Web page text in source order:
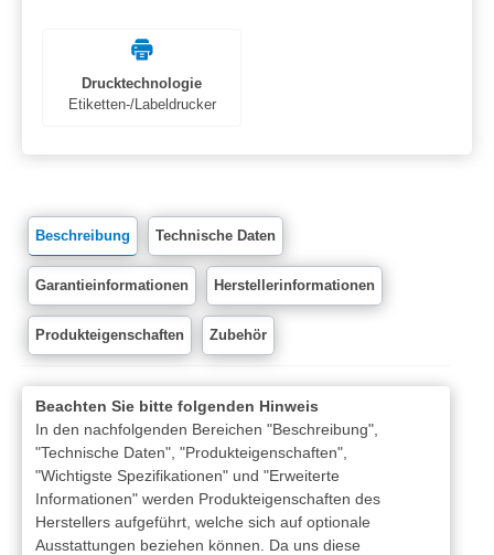
Drucktechnologie
Etiketten-/Labeldrucker
Beschreibung Technische Daten
Garantieinformationen Herstellerinformationen
Produkteigenschaften Zubehör
Beachten Sie bitte folgenden Hinweis
In den nachfolgenden Bereichen "Beschreibung",
"Technische Daten", "Produkteigenschaften",
"Wichtigste Spezifikationen" und "Erweiterte
Informationen" werden Produkteigenschaften des
Herstellers aufgeführt, welche sich auf optionale
Ausstattungen beziehen können. Da uns diese